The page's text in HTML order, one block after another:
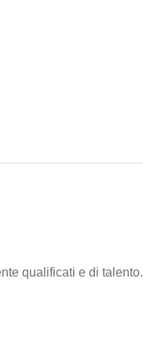
qualificati e di talento.